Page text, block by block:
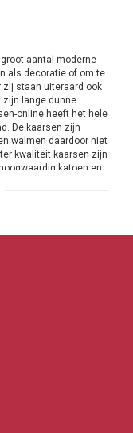
aantal moderne
als decoratie of om te
zij staan uiteraard ook
zijn lange dunne
online heeft het hele
De kaarsen zijn
walmen daardoor niet
kwaliteit kaarsen zijn
katoen en
uitstekend zijn.
assortiment.
en verschillende
In kleine verpakking
je op zoek naar bent.
met
zijn alleen bij
wit en ivoor.
van
de onderzijde
aan de onderzijde